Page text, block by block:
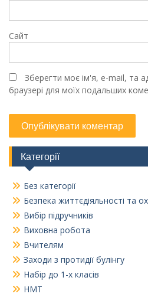
Сайт
Зберегти моє ім'я, e-mail, та
браузері для моїх подальших
Категорії
Без категорії
Безпека життєдіяльності та
Вибір підручників
Виховна робота
Вчителям
Заходи з протидії булінгу
Набір до 1-х класів
НМТ